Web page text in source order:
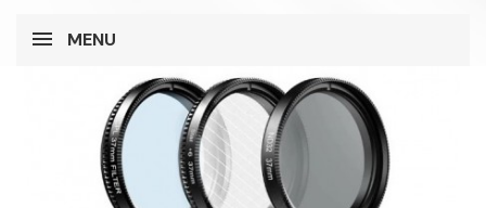
MENU
NIET OP VOORRAAD